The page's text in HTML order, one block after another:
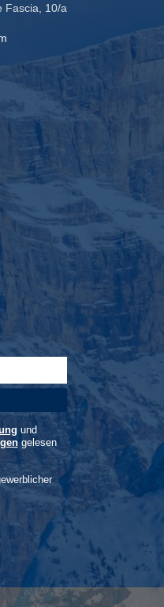
Fascia, 10/a
und
gelesen